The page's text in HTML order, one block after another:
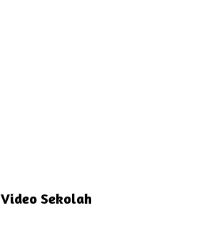
Video Sekolah